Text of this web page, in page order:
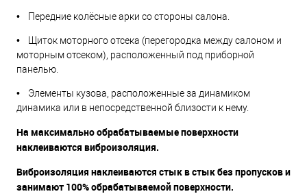
• Передние колёсные арки со стороны салона.
• Щиток моторного отсека (перегородка между салоном и
моторным отсеком), расположенный под приборной
панелью.
• Элементы кузова, расположенные за динамиком
динамика или в непосредственной близости к нему.
На максимально обрабатываемые поверхности
наклеиваются виброизоляция.
Виброизоляция наклеиваются стык в стык без пропусков и
занимают 100% обрабатываемой поверхности.